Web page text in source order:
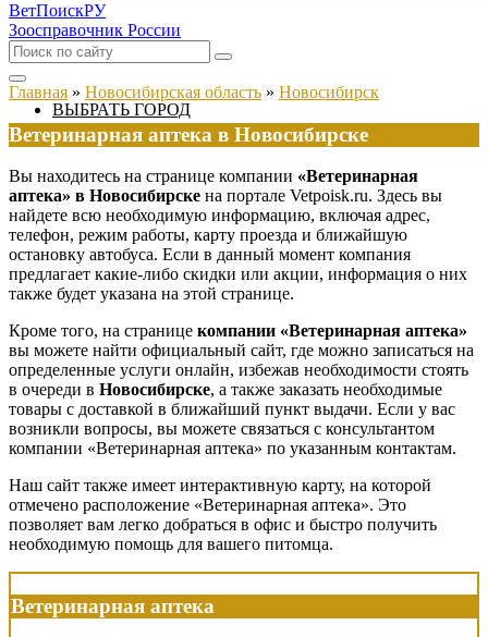
ВетПоискРУ
Зоосправочник России
ВЫБРАТЬ ГОРОД
Главная » Новосибирская область » Новосибирск
Ветеринарная аптека в Новосибирске
Вы находитесь на странице компании «Ветеринарная
аптека» в Новосибирске на портале Vetpoisk.ru. Здесь вы
найдете всю необходимую информацию, включая адрес,
телефон, режим работы, карту проезда и ближайшую
остановку автобуса. Если в данный момент компания
предлагает какие-либо скидки или акции, информация о них
также будет указана на этой странице.
Кроме того, на странице компании «Ветеринарная аптека»
вы можете найти официальный сайт, где можно записаться на
определенные услуги онлайн, избежав необходимости стоять
в очереди в Новосибирске, а также заказать необходимые
товары с доставкой в ближайший пункт выдачи. Если у вас
возникли вопросы, вы можете связаться с консультантом
компании «Ветеринарная аптека» по указанным контактам.
Наш сайт также имеет интерактивную карту, на которой
отмечено расположение «Ветеринарная аптека». Это
позволяет вам легко добраться в офис и быстро получить
необходимую помощь для вашего питомца.
Ветеринарная аптека